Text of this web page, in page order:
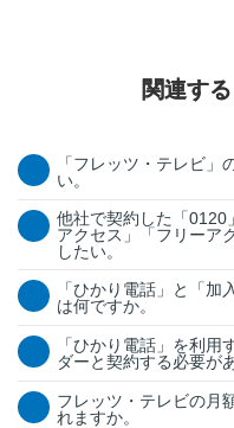
関連す
「フレッツ・テレビ」
い。
他社で契約した「0120
アクセス」「フリーア
したい。
「ひかり電話」と「
は何ですか。
「ひかり電話」を利用
ダーと契約する必要が
フレッツ・テレビの月
れますか。